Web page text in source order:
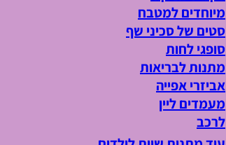
מיוחדים למטבח
סטים של סכיני שף
סופגי לחות
מתנות לבריאות
אביזרי אפייה
מעמדים ליין
לרכב